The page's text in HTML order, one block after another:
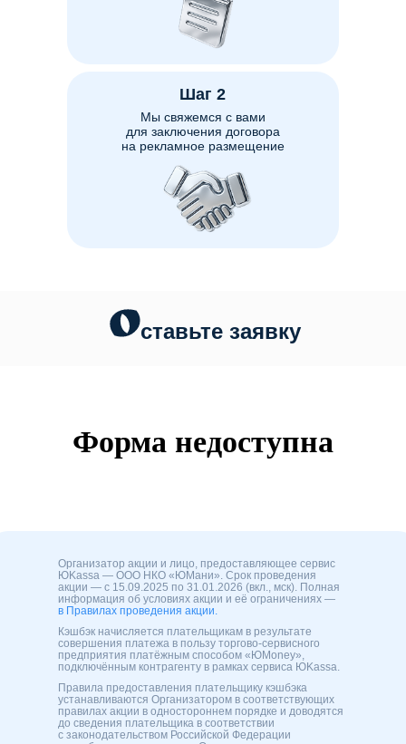
Шаг 2
Мы свяжемся с вами
для заключения договора
на рекламное размещение
ставьте заявку
Организатор акции и лицо, предоставляющее сервис
ЮKassa — ООО НКО «ЮМани». Срок проведения
акции — с 15.09.2025 по 31.01.2026 (вкл., мск). Полная
информация об условиях акции и её ограничениях —
в Правилах проведения акции.
Кэшбэк начисляется плательщикам в результате
совершения платежа в пользу торгово-сервисного
предприятия платёжным способом «ЮMoney»,
подключённым контрагенту в рамках сервиса ЮKassa.
Правила предоставления плательщику кэшбэка
устанавливаются Организатором в соответствующих
правилах акции в одностороннем порядке и доводятся
до сведения плательщика в соответствии
с законодательством Российской Федерации